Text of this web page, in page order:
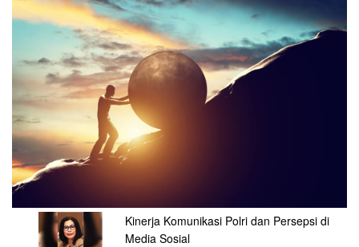
Kinerja Komunikasi Polri dan Persepsi di
Media Sosial